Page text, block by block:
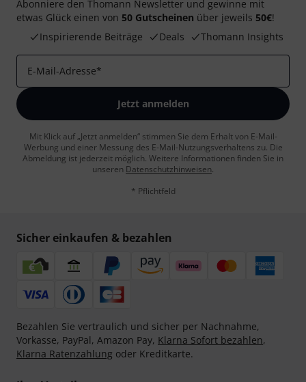
Abonniere den Thomann Newsletter und gewinne mit
etwas Glück einen von 50 Gutscheinen über jeweils 50€!
Inspirierende Beiträge
Deals Thomann Insights
E-Mail-Adresse*
Jetzt anmelden
Mit Klick auf „Jetzt anmelden“ stimmen Sie dem Erhalt von E-Mail-
Werbung und einer Messung des E-Mail-Nutzungsverhaltens zu. Die
Abmeldung ist jederzeit möglich. Weitere Informationen finden Sie in
unseren Datenschutzhinweisen.
* Pflichtfeld
Sicher einkaufen & bezahlen
Bezahlen Sie vertraulich und sicher per Nachnahme,
Vorkasse, PayPal, Amazon Pay, Klarna Sofort bezahlen,
Klarna Ratenzahlung oder Kreditkarte.